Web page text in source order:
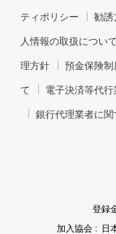
機関に提供
範囲で第三
他の事業者
や開発のため
ティポリシー 勧誘
人情報の取扱について
理方針 預金保険制
て 電子決済等代
銀行代理業者に関
登録
加入協会 : 日